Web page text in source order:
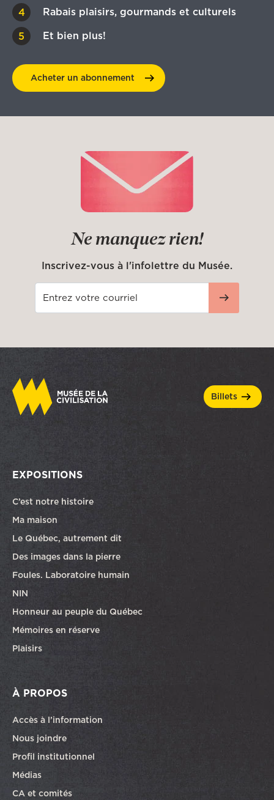
Rabais plaisirs, gourmands et culturels
Et bien plus!
Acheter un abonnement
Ne manquez rien!
Inscrivez-vous à l'infolettre du Musée.
billets
EXPOSITIONS
C’est notre histoire
Ma maison
Le Québec, autrement dit
Des images dans la pierre
Foules. Laboratoire humain
NIN
Honneur au peuple du Québec
Mémoires en réserve
Plaisirs
À PROPOS
Accès à l’information
Nous joindre
Profil institutionnel
Médias
CA et comités